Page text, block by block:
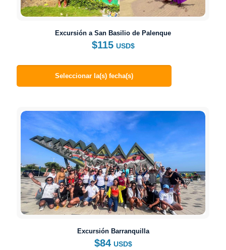
Excursión a San Basilio de Palenque
$115 USD$
Seleccionar la(s) fecha(s)
Excursión Barranquilla
$84 USD$